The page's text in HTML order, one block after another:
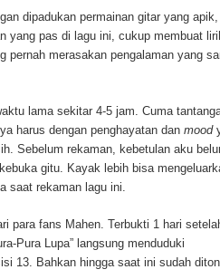
dipadukan permainan gitar yang
yang pas di lagu ini, cukup membuat
pernah merasakan pengalaman yang
lama sekitar 4-5 jam. Cuma
harus dengan penghayatan dan mood
Sebelum rekaman, kebetulan aku
gitu. Kayak lebih bisa
saat rekaman lagu ini.
para fans Mahen. Terbukti 1 hari
Pura Lupa” langsung menduduki
13. Bahkan hingga saat ini sudah